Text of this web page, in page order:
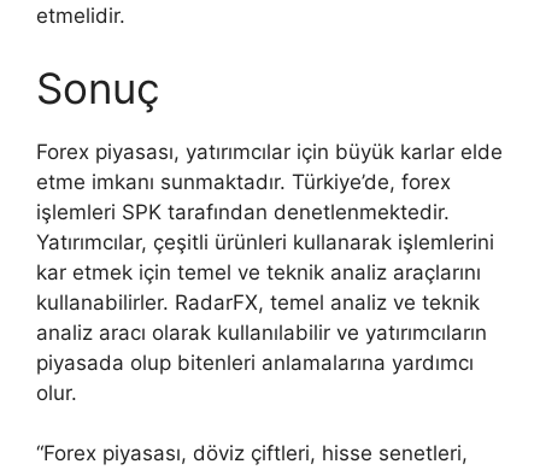
etmelidir.
Sonuç
Forex piyasası, yatırımcılar için büyük karlar elde
etme imkanı sunmaktadır. Türkiye’de, forex
işlemleri SPK tarafından denetlenmektedir.
Yatırımcılar, çeşitli ürünleri kullanarak işlemlerini
kar etmek için temel ve teknik analiz araçlarını
kullanabilirler. RadarFX, temel analiz ve teknik
analiz aracı olarak kullanılabilir ve yatırımcıların
piyasada olup bitenleri anlamalarına yardımcı
olur.
“Forex piyasası, döviz çiftleri, hisse senetleri,